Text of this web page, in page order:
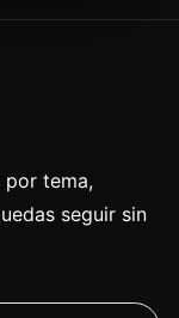
por tema,
seguir sin